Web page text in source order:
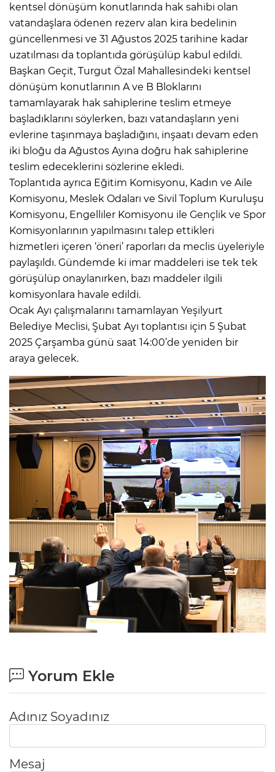
kentsel dönüşüm konutlarında hak sahibi olan
vatandaşlara ödenen rezerv alan kira bedelinin
güncellenmesi ve 31 Ağustos 2025 tarihine kadar
uzatılması da toplantıda görüşülüp kabul edildi.
Başkan Geçit, Turgut Özal Mahallesindeki kentsel
dönüşüm konutlarının A ve B Bloklarını
tamamlayarak hak sahiplerine teslim etmeye
başladıklarını söylerken, bazı vatandaşların yeni
evlerine taşınmaya başladığını, inşaatı devam eden
iki bloğu da Ağustos Ayına doğru hak sahiplerine
teslim edeceklerini sözlerine ekledi.
Toplantıda ayrıca Eğitim Komisyonu, Kadın ve Aile
Komisyonu, Meslek Odaları ve Sivil Toplum Kuruluşu
Komisyonu, Engelliler Komisyonu ile Gençlik ve Spor
Komisyonlarının yapılmasını talep ettikleri
hizmetleri içeren ‘öneri’ raporları da meclis üyeleriyle
paylaşıldı. Gündemde ki imar maddeleri ise tek tek
görüşülüp onaylanırken, bazı maddeler ilgili
komisyonlara havale edildi.
Ocak Ayı çalışmalarını tamamlayan Yeşilyurt
Belediye Meclisi, Şubat Ayı toplantısı için 5 Şubat
2025 Çarşamba günü saat 14:00’de yeniden bir
araya gelecek.
Yorum Ekle
Adınız Soyadınız
Mesaj